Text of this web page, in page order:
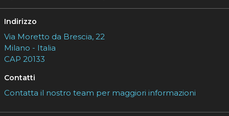
Indirizzo
Via Moretto da Brescia, 22
Milano - Italia
CAP 20133
Contatti
Contatta il nostro team per maggiori informazioni